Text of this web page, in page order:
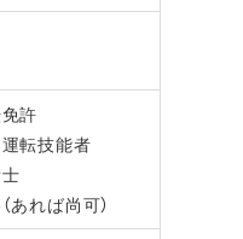
許
運転技能者
あれば尚可）